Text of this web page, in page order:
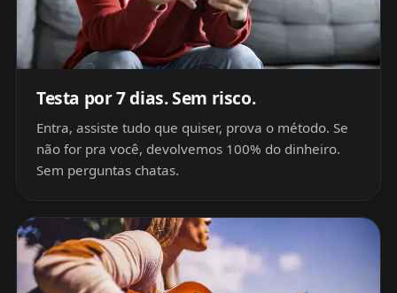
Testa por 7 dias. Sem risco.
Entra, assiste tudo que quiser, prova o método. Se
não for pra você, devolvemos 100% do dinheiro.
Sem perguntas chatas.